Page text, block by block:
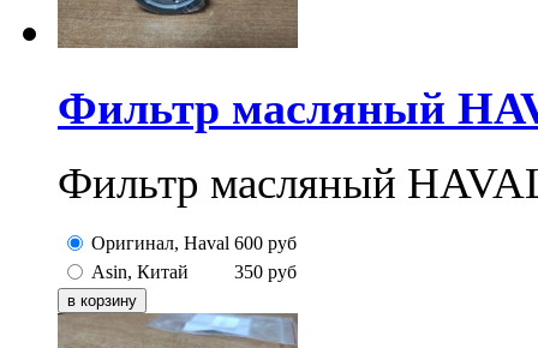
Фильтр масляный
Фильтр масляный
Оригинал, Haval 600 руб
Asin, Китай
350 руб